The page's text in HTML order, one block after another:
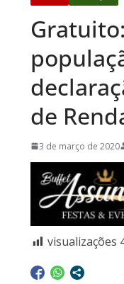
de
3 de março de 2020
visualizações